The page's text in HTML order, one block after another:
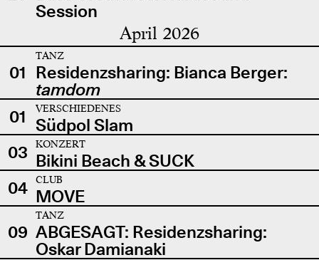
Session
April 2026
01
TANZ
Residenzsharing: Bianca Berger:
tamdom
01
VERSCHIEDENES
Südpol Slam
03
KONZERT
Bikini Beach & SUCK
04
CLUB
MOVE
09
TANZ
ABGESAGT: Residenzsharing:
Oskar Damianaki